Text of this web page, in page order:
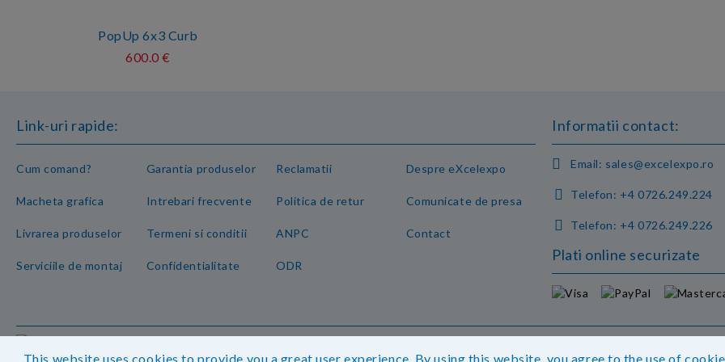
This website uses cookies to provide you a great user experience. By using this website, you agree to the use of
PopUp 6x3 Curb
600.0 €
Link-uri rapide:
Cum comand?
Macheta grafica
Livrarea produselor
Serviciile de montaj
Garantia produselor
Intrebari frecvente
Termeni si conditii
Confidentialitate
Reclamatii
Politica de retur
ANPC
ODR
Despre eXcelexpo
Comunicate de presa
Contact
Informatii contact:
Email: sales@excelexpo.ro
Telefon: +4 0726.249.224
Telefon: +4 0726.249.226
Plati online securizate